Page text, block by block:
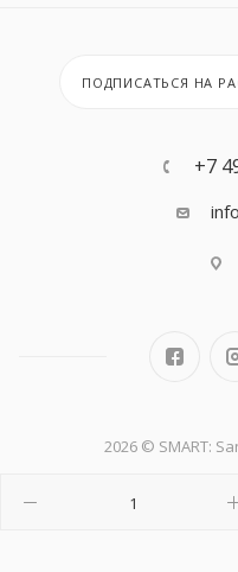
ПОДПИСАТЬСЯ НА
+7
2026 © SMART: